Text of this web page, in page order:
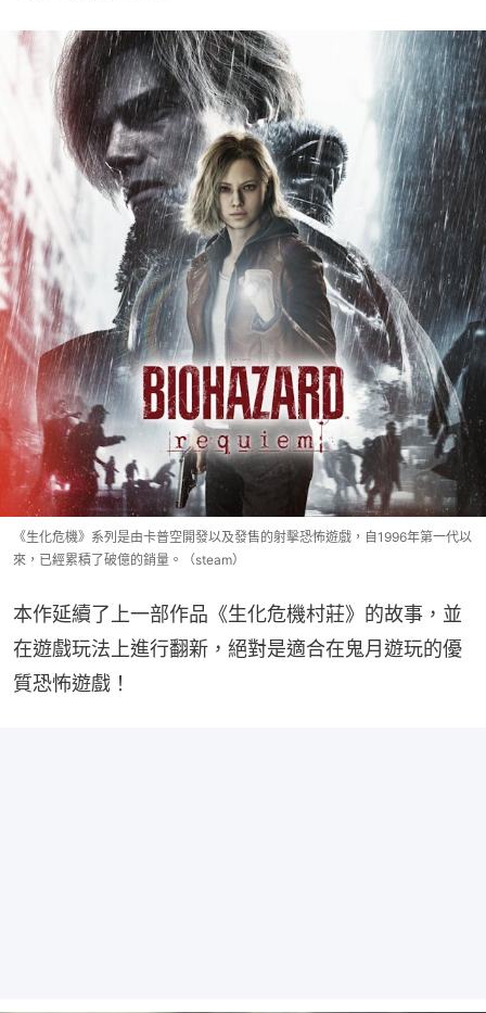
《生化危機》系列是由卡普空開發以及發售的射擊恐怖遊戲，自1996年第一代以
來，已經累積了破億的銷量。（steam）
本作延續了上一部作品《生化危機村莊》的故事，並
在遊戲玩法上進行翻新，絕對是適合在鬼月遊玩的優
質恐怖遊戲！